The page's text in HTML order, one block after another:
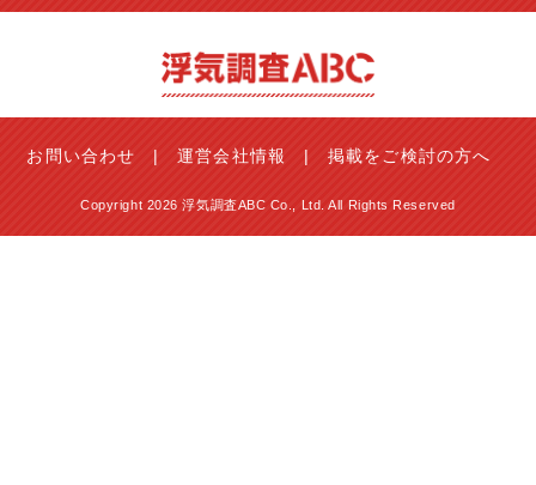
お問い合わせ 運営会社情報 掲載をご検討の方へ
Copyright 2026 浮気調査ABC Co., Ltd. All Rights Reserved